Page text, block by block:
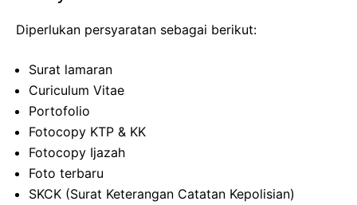
Diperlukan persyaratan sebagai berikut:
Surat lamaran
Curiculum Vitae
Portofolio
Fotocopy KTP & KK
Fotocopy Ijazah
Foto terbaru
SKCK (Surat Keterangan Catatan Kepolisian)